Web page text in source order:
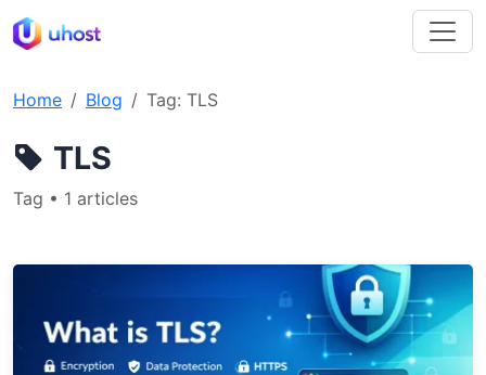
Home Blog Tag: TLS
TLS
Tag • 1 articles